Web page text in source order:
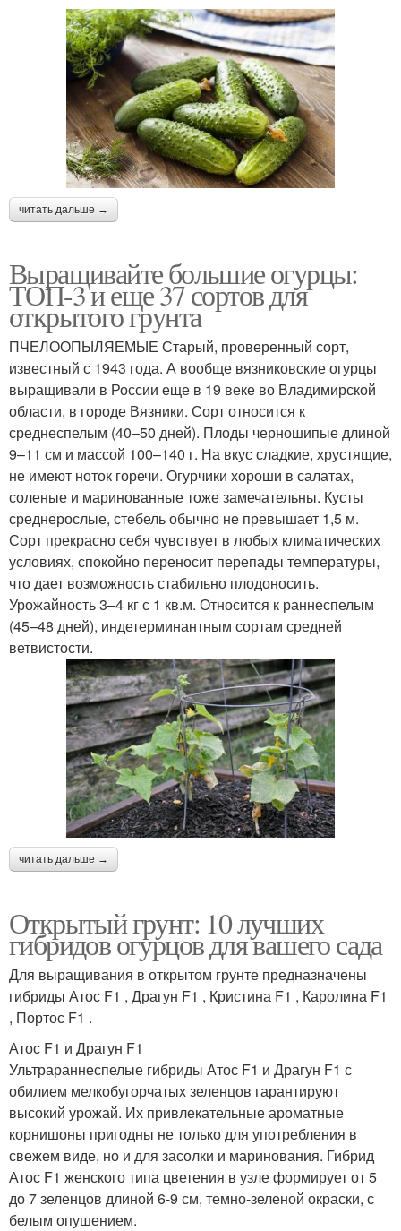
читать дальше →
Выращивайте большие огурцы:
ТОП-3 и еще 37 сортов для
открытого грунта
ПЧЕЛООПЫЛЯЕМЫЕ Старый, проверенный сорт,
известный с 1943 года. А вообще вязниковские огурцы
выращивали в России еще в 19 веке во Владимирской
области, в городе Вязники. Сорт относится к
среднеспелым (40–50 дней). Плоды черношипые длиной
9–11 см и массой 100–140 г. На вкус сладкие, хрустящие,
не имеют ноток горечи. Огурчики хороши в салатах,
соленые и маринованные тоже замечательны. Кусты
среднерослые, стебель обычно не превышает 1,5 м.
Сорт прекрасно себя чувствует в любых климатических
условиях, спокойно переносит перепады температуры,
что дает возможность стабильно плодоносить.
Урожайность 3–4 кг с 1 кв.м. Относится к раннеспелым
(45–48 дней), индетерминантным сортам средней
ветвистости.
читать дальше →
Открытый грунт: 10 лучших
гибридов огурцов для вашего сада
Для выращивания в открытом грунте предназначены
гибриды Атос F1 , Драгун F1 , Кристина F1 , Каролина F1
, Портос F1 .
Атос F1 и Драгун F1
Ультрараннеспелые гибриды Атос F1 и Драгун F1 с
обилием мелкобугорчатых зеленцов гарантируют
высокий урожай. Их привлекательные ароматные
корнишоны пригодны не только для употребления в
свежем виде, но и для засолки и маринования. Гибрид
Атос F1 женского типа цветения в узле формирует от 5
до 7 зеленцов длиной 6-9 см, темно-зеленой окраски, с
белым опушением.